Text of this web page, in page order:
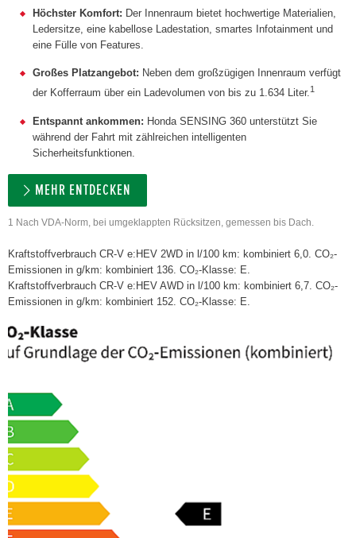
Höchster Komfort: Der Innenraum bietet hochwertige Materialien,
Ledersitze, eine kabellose Ladestation, smartes Infotainment und
eine Fülle von Features.
Großes Platzangebot: Neben dem großzügigen Innenraum verfügt
der Kofferraum über ein Ladevolumen von bis zu 1.634 Liter.1
Entspannt ankommen: Honda SENSING 360 unterstützt Sie
während der Fahrt mit zählreichen intelligenten
Sicherheitsfunktionen.
MEHR ENTDECKEN
1 Nach VDA-Norm, bei umgeklappten Rücksitzen, gemessen bis Dach.
Kraftstoffverbrauch CR-V e:HEV 2WD in l/100 km: kombiniert 6,0. CO₂-
Emissionen in g/km: kombiniert 136. CO₂-Klasse: E.
Kraftstoffverbrauch CR-V e:HEV AWD in l/100 km: kombiniert 6,7. CO₂-
Emissionen in g/km: kombiniert 152. CO₂-Klasse: E.